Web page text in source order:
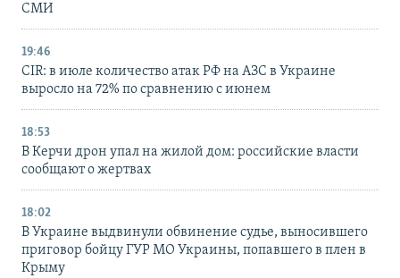
СМИ
19:46
CIR: в июле количество атак РФ на АЗС в Украине
выросло на 72% по сравнению с июнем
18:53
В Керчи дрон упал на жилой дом: российские власти
сообщают о жертвах
18:02
В Украине выдвинули обвинение судье, выносившего
приговор бойцу ГУР МО Украины, попавшего в плен в
Крыму